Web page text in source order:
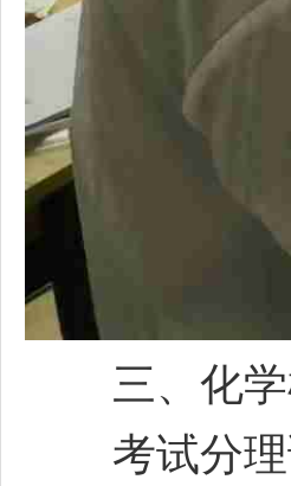
三、 化
考试分理